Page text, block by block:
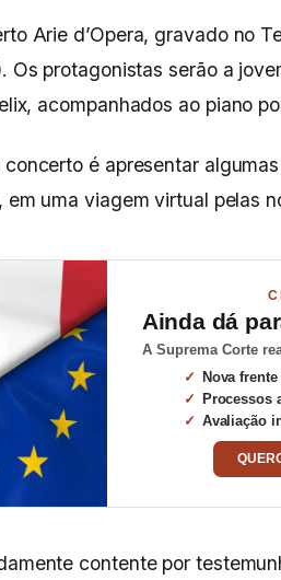
Arie d’Opera, gravado no
Os protagonistas serão a
acompanhados ao piano
é apresentar
em uma viagem virtual pelas
Ainda dá
A Suprema Corte
Nova
Processos
Avaliação
contente por